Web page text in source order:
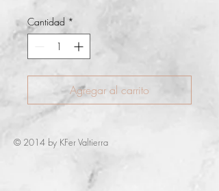
Cantidad *
Agregar al carrito
© 2014 by KFer Valtierra